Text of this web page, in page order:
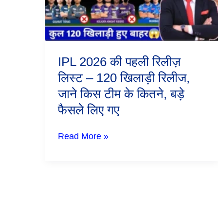
IPL 2026 की पहली रिलीज़
लिस्ट – 120 खिलाड़ी रिलीज,
जाने किस टीम के कितने, बड़े
फैसले लिए गए
–
120
खिलाड़ी
रिलीज,
टीम
के
कितने,
बड़े
फैसले
लिए
Read More »